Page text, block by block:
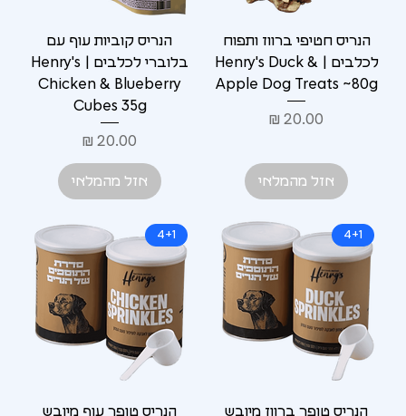
הנריס חטיפי ברווז ותפוח
לכלבים | Henry's Duck &
Apple Dog Treats ~80g
מחיר
אזל מהמלאי
הנריס קוביות עוף עם
בלוברי לכלבים | Henry's
Chicken & Blueberry
Cubes 35g
מחיר
אזל מהמלאי
4+1
הנריס טופר ברווז מיובש
4+1
הנריס טופר עוף מיובש